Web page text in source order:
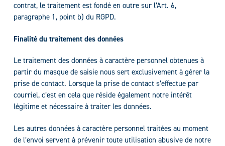
contrat, le traitement est fondé en outre sur l’Art. 6,
paragraphe 1, point b) du RGPD.
Finalité du traitement des données
Le traitement des données à caractère personnel obtenues à
partir du masque de saisie nous sert exclusivement à gérer la
prise de contact. Lorsque la prise de contact s’effectue par
courriel, c’est en cela que réside également notre intérêt
légitime et nécessaire à traiter les données.
Les autres données à caractère personnel traitées au moment
de l’envoi servent à prévenir toute utilisation abusive de notre